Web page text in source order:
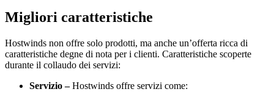
Migliori caratteristiche
Hostwinds non offre solo prodotti, ma anche un’offerta ricca di
caratteristiche degne di nota per i clienti. Caratteristiche scoperte
durante il collaudo dei servizi:
Servizio –Hostwinds offre servizi come: